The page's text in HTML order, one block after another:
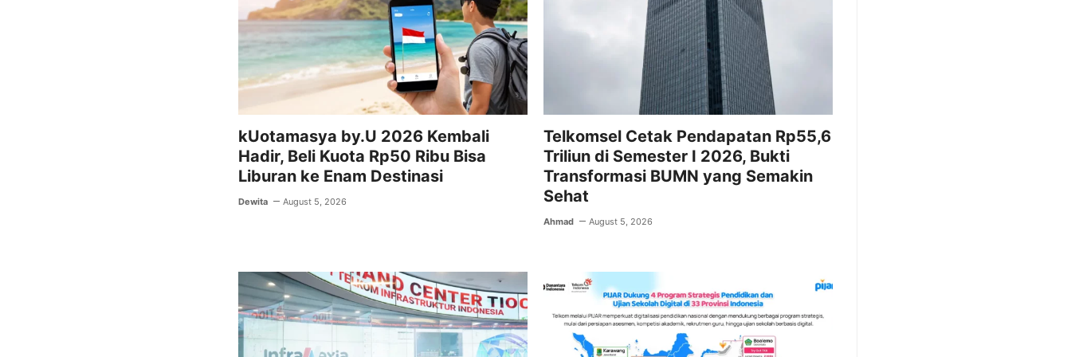
k
kUotamasya by.U 2026 Kembali
Hadir, Beli Kuota Rp50 Ribu Bisa
Liburan ke Enam Destinasi
Dewita August 5, 2026
Telkomsel Cetak Pendapatan Rp55,6
Triliun di Semester I 2026, Bukti
Transformasi BUMN yang Semakin
Sehat
Ahmad August 5, 2026